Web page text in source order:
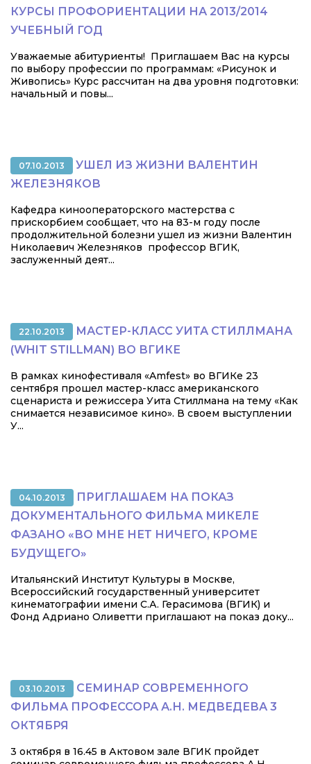
КУРСЫ ПРОФОРИЕНТАЦИИ НА 2013/2014
УЧЕБНЫЙ ГОД
Уважаемые абитуриенты! Приглашаем Вас на курсы
по выбору профессии по программам: «Рисунок и
Живопись» Курс рассчитан на два уровня подготовки:
начальный и повы...
07.10.2013
УШЕЛ ИЗ ЖИЗНИ ВАЛЕНТИН
ЖЕЛЕЗНЯКОВ
Кафедра кинооператорского мастерства с
прискорбием сообщает, что на 83-м году после
продолжительной болезни ушел из жизни Валентин
Николаевич Железняков профессор ВГИК,
заслуженный деят...
22.10.2013
МАСТЕР-КЛАСС УИТА СТИЛЛМАНА
(WHIT STILLMAN) ВО ВГИКЕ
В рамках кинофестиваля «Amfest» во ВГИКе 23
сентября прошел мастер-класс американского
сценариста и режиссера Уита Стиллмана на тему «Как
снимается независимое кино». В своем выступлении
У...
04.10.2013
ПРИГЛАШАЕМ НА ПОКАЗ
ДОКУМЕНТАЛЬНОГО ФИЛЬМА МИКЕЛЕ
ФАЗАНО «ВО МНЕ НЕТ НИЧЕГО, КРОМЕ
БУДУЩЕГО»
Итальянский Институт Культуры в Москве,
Всероссийский государственный университет
кинематографии имени С.А. Герасимова (ВГИК) и
Фонд Адриано Оливетти приглашают на показ доку...
03.10.2013
СЕМИНАР СОВРЕМЕННОГО
ФИЛЬМА ПРОФЕССОРА А.Н. МЕДВЕДЕВА 3
ОКТЯБРЯ
3 октября в 16.45 в Актовом зале ВГИК пройдет